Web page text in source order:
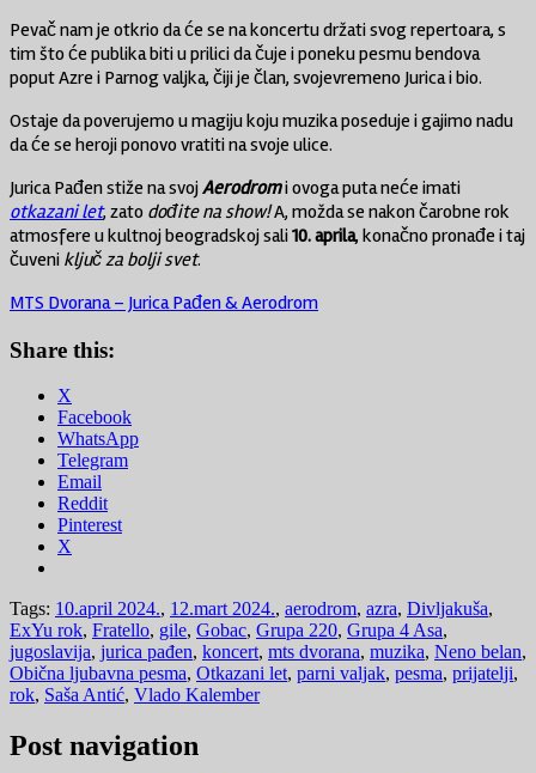
Pevač nam je otkrio da će se na koncertu držati svog repertoara, s
tim što će publika biti u prilici da čuje i poneku pesmu bendova
poput Azre i Parnog valjka, čiji je član, svojevremeno Jurica i bio.
Ostaje da poverujemo u magiju koju muzika poseduje i gajimo nadu
da će se heroji ponovo vratiti na svoje ulice.
Jurica Pađen stiže na svojAerodromi ovoga puta neće imati
otkazani let, zato dođite na show!A, možda se nakon čarobne rok
atmosfere u kultnoj beogradskoj sali10. aprila, konačno pronađe i taj
čuveni ključ za bolji svet.
MTS Dvorana – Jurica Pađen & Aerodrom
Share this:
X
Facebook
WhatsApp
Telegram
Email
Reddit
Pinterest
X
Tags: 10.april 2024., 12.mart 2024., aerodrom, azra, Divljakuša,
ExYu rok, Fratello, gile, Gobac, Grupa 220, Grupa 4 Asa,
jugoslavija, jurica pađen, koncert, mts dvorana, muzika, Neno belan,
Obična ljubavna pesma, Otkazani let, parni valjak, pesma, prijatelji,
rok, Saša Antić, Vlado Kalember
Post navigation